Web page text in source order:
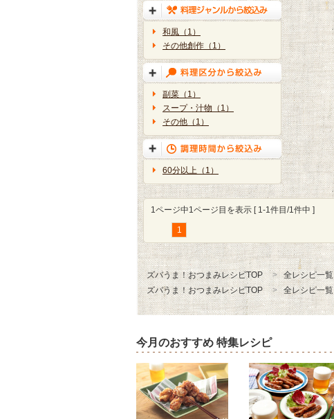
和風（1）
その他創作（1）
副菜（1）
スープ・汁物（1）
その他（1）
60分以上（1）
1ページ中1ページ目を表示 [ 1-1件目/1件中 ]
1
ズバうま！おつまみレシピTOP 全レシピ一覧
ズバうま！おつまみレシピTOP
全レシピ一覧
今月のおすすめ 特集レシピ